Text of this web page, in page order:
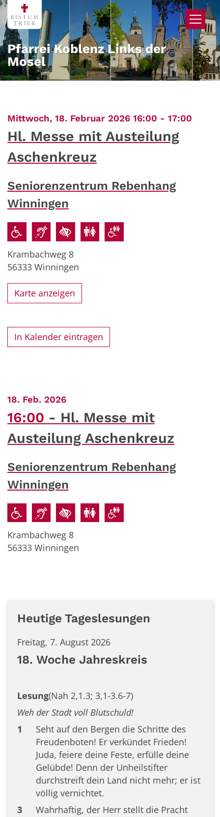
Zum Inhalt springen
Pfarrei Koblenz Links der
Mosel
Mittwoch, 18. Februar 2026 16:00 - 17:00
Hl. Messe mit Austeilung
Aschenkreuz
Seniorenzentrum Rebenhang
Winningen
Krambachweg 8
56333 Winningen
Karte anzeigen
In Kalender eintragen
18. Feb. 2026:
16:00
Hl. Messe mit
Austeilung Aschenkreuz
Seniorenzentrum Rebenhang
Winningen
Krambachweg 8
56333 Winningen
Heutige Tageslesungen
Freitag, 7. August 2026
18. Woche Jahreskreis
Lesung(Nah 2,1.3; 3,1-3.6-7)
Weh der Stadt voll Blutschuld!
1
Seht auf den Bergen die Schritte des
Freudenboten! Er verkündet Frieden!
Juda, feiere deine Feste, erfülle deine
Gelübde! Denn der Unheilstifter
durchstreift dein Land nicht mehr; er ist
völlig vernichtet.
3
Wahrhaftig, der Herr stellt die Pracht